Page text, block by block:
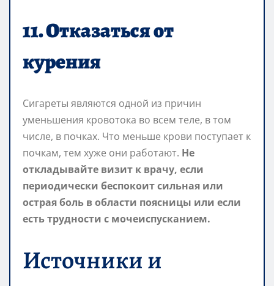
11. Отказаться от
курения
Сигареты являются одной из причин
уменьшения кровотока во всем теле, в том
числе, в почках. Что меньше крови поступает к
почкам, тем хуже они работают. Не
откладывайте визит к врачу, если
периодически беспокоит сильная или
острая боль в области поясницы или если
есть трудности с мочеиспусканием.
Источники и